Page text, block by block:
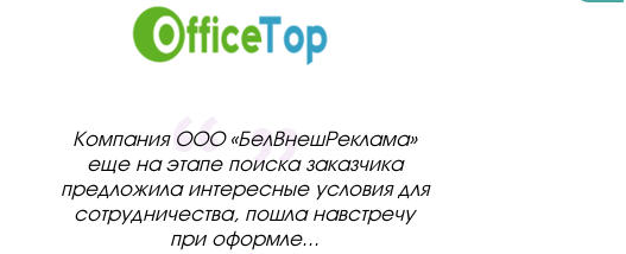
Компания ООО «БелВнешРеклама»
еще на этапе поиска заказчика
предложила интересные условия для
сотрудничества, пошла навстречу
при оформле...